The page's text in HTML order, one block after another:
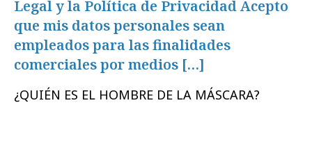
Legal y la Política de Privacidad Acepto
que mis datos personales sean
empleados para las finalidades
comerciales por medios […]
¿QUIÉN ES EL HOMBRE DE LA MÁSCARA?